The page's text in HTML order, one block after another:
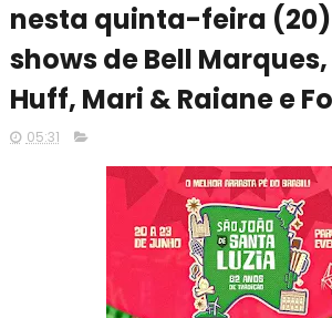
nesta quinta-feira
shows de Bell
Huff, Mari & Raiane e
05:31